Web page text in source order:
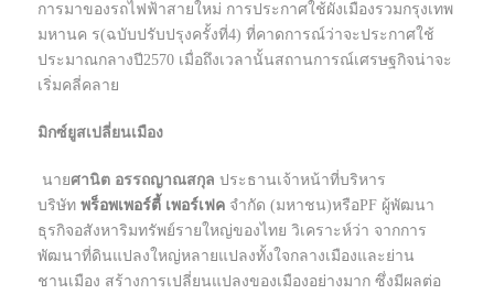
การมาของรถไฟฟ้าสายใหม่ การประกาศใช้ผังเมืองรวมกรุงเทพ
มหานค ร(ฉบับปรับปรุงครั้งที่4) ที่คาดการณ์ว่าจะประกาศใช้
ประมาณกลางปี2570 เมื่อถึงเวลานั้นสถานการณ์เศรษฐกิจน่าจะ
เริ่มคลี่คลาย
มิกซ์ยูสเปลี่ยนเมือง
นายศานิต อรรถญาณสกุล ประธานเจ้าหน้าที่บริหาร
บริษัท พร็อพเพอร์ตี้ เพอร์เฟค จำกัด (มหาชน)หรือPF ผู้พัฒนา
ธุรกิจอสังหาริมทรัพย์รายใหญ่ของไทย วิเคราะห์ว่า จากการ
พัฒนาที่ดินแปลงใหญ่หลายแปลงทั้งใจกลางเมืองและย่าน
ชานเมือง สร้างการเปลี่ยนแปลงของเมืองอย่างมาก ซึ่งมีผลต่อ